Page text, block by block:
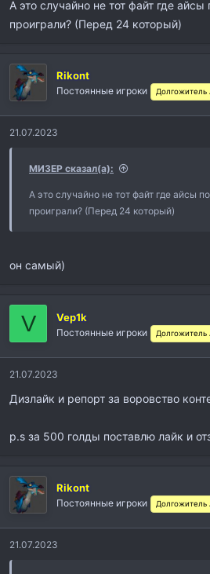
А это случайно не тот файт где
проиграли? (Перед 24 который)
Rikont
Постоянные игроки Долгожитель
21.07.2023
МИЗЕР сказал(а):
А это случайно не тот файт где айсы
проиграли? (Перед 24 который)
он самый)
V Vep1k
Постоянные игроки Долгожитель
21.07.2023
Дизлайк и репорт за воровство
p.s за 500 голды поставлю лайк и
Rikont
Постоянные игроки Долгожитель
21.07.2023